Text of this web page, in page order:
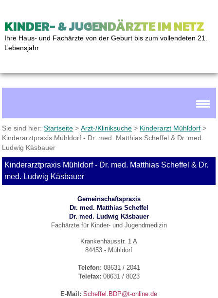
KINDER- & JUGENDÄRZTE IM NETZ
Ihre Haus- und Fachärzte von der Geburt bis zum vollendeten 21.
Lebensjahr
Sie sind hier:Startseite >Arzt-/Kliniksuche > Kinderarzt Mühldorf >
Kinderarztpraxis Mühldorf - Dr. med. Matthias Scheffel & Dr. med.
Ludwig Käsbauer
Kinderarztpraxis Mühldorf - Dr. med. Matthias Scheffel & Dr.
med. Ludwig Käsbauer
Gemeinschaftspraxis
Dr. med. Matthias Scheffel
Dr. med. Ludwig Käsbauer
Fachärzte für Kinder- und Jugendmedizin
Krankenhausstr. 1 A
84453 - Mühldorf
Telefon: 08631 / 2041
Telefax: 08631 / 8023
E-Mail: Scheffel.BDP@t-online.de